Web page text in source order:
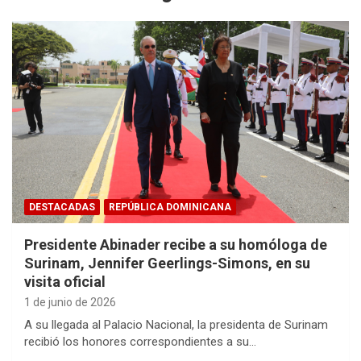
DESTACADAS REPÚBLICA DOMINICANA
Presidente Abinader recibe a su homóloga de
Surinam, Jennifer Geerlings-Simons, en su
visita oficial
1 de junio de 2026
A su llegada al Palacio Nacional, la presidenta de Surinam
recibió los honores correspondientes a su…